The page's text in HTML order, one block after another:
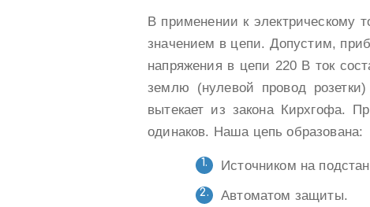
В применении к электрическому
значением в цепи. Допустим,
напряжения в цепи 220 В ток
землю (нулевой провод
вытекает из закона Кирхгофа.
одинаков. Наша цепь образована:
Источником на
Автоматом защиты.